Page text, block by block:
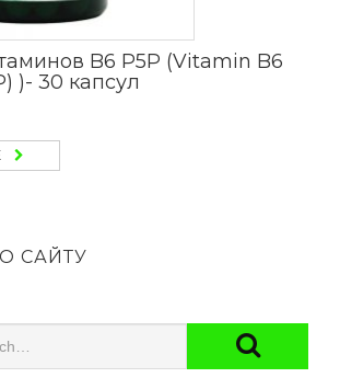
B6 P5P (Vitamin B6
)- 30 капсул
САЙТУ